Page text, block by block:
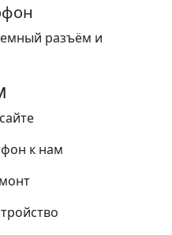
разъём и
к нам